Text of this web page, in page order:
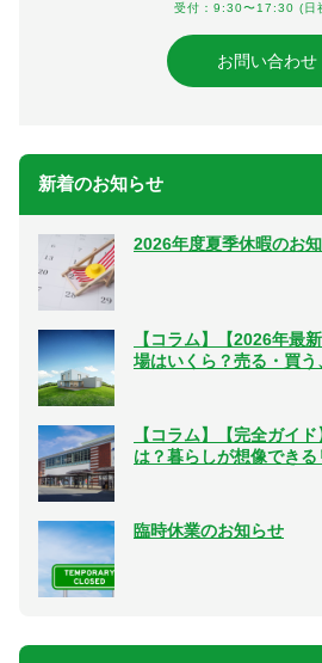
受付：9:30〜17:30 (日
お問い合わせ
新着のお知らせ
2026年度夏季休暇のお
【コラム】【2026年最
場はいくら？売る・買
【コラム】【完全ガイ
は？暮らしが想像でき
臨時休業のお知らせ